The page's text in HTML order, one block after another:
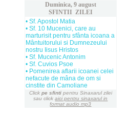
Duminica, 9 august
SFINTII ZILEI
• Sf. Apostol Matia
• Sf. 10 Mucenici, care au
marturisit pentru sfânta icoana a
Mântuitorului si Dumnezeului
nostru Iisus Hristos
• Sf. Mucenic Antonim
• Sf. Cuvios Psoe
• Pomenirea aflarii icoanei celei
nefacute de mâna de om si
cinstite din Camoliane
Click pe sfinti pentru Sinaxarul zilei
sau clickaici pentru sinaxarul in
format audio mp3